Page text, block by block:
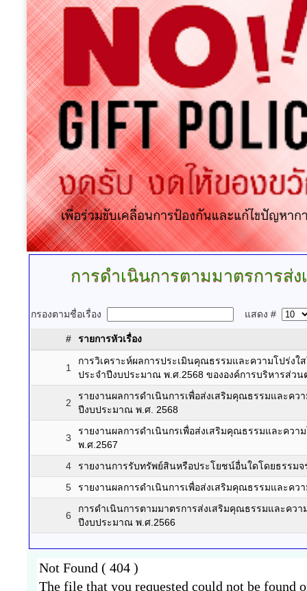
การดำเนินการตามมาตรการส่
กรองตามชื่อเรื่อง แสดง #
# รายการหัวเรื่อง
1
การวิเคราะห์ผลการประเมินคุณธรรมและความโปร่ง
ประจำปีงบประมาณ พ.ศ.2568 ขององค์การบริหารส่ว
2
รายงานผลการดำเนินการเพื่อส่งเสริมคุณธรรมและคว
ปีงบประมาณ พ.ศ. 2568
3
รายงานผลการดำเนินกรเพื่อส่งเสริมคุณธรรมและควา
พ.ศ.2567
4
รายงานการรับทรัพย์สินหรือประโยชน์อื่นใดโดยธรรมจ
5
รายงานผลการดำเนินการเพื่อส่งเสริมคุณธรรมและคว
6
การดำเนินการตามมาตรการส่งเสริมคุณธรรมและควา
ปีงบประมาณ พ.ศ.2566